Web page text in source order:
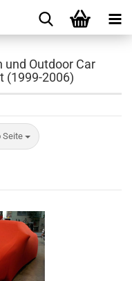
und Outdoor Car
(1999-2006)
Seite